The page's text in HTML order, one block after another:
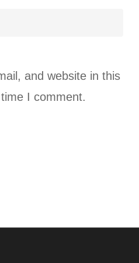
and website in this
I comment.